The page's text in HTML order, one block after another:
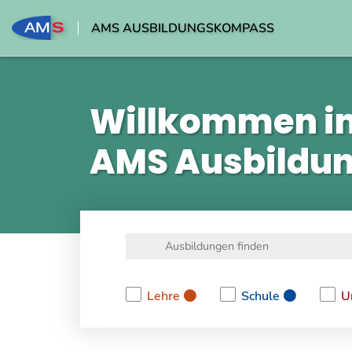
AMS AUSBILDUNGSKOMPASS
Willkommen
AMS
Lehre
Schule